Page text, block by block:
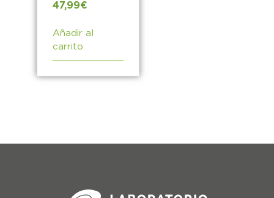
47,99€
Añadir al
carrito